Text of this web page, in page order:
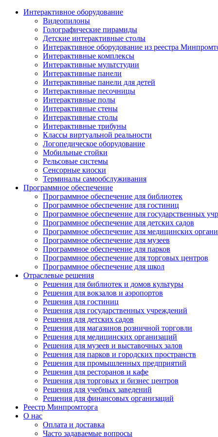
Интерактивное оборудование
Видеопилоны
Голографические пирамиды
Детские интерактивные столы
Интерактивное оборудование из реестра
Интерактивные комплексы
Интерактивные мультстудии
Интерактивные панели
Интерактивные панели для детей
Интерактивные песочницы
Интерактивные полы
Интерактивные стены
Интерактивные столы
Интерактивные трибуны
Классы виртуальной реальности
Логопедическое оборудование
Мобильные стойки
Рельсовые системы
Сенсорные киоски
Терминалы самообслуживания
Программное обеспечение
Программное обеспечение для библиотек
Программное обеспечение для гостиниц
Программное обеспечение для государственных
Программное обеспечение для детских садов
Программное обеспечение для медицинских
Программное обеспечение для музеев
Программное обеспечение для парков
Программное обеспечение для торговых центров
Программное обеспечение для школ
Отраслевые решения
Решения для библиотек и домов культуры
Решения для вокзалов и аэропортов
Решения для гостиниц
Решения для государственных учреждений
Решения для детских садов
Решения для магазинов розничной торговли
Решения для медицинских организаций
Решения для музеев и выставочных залов
Решения для парков и городских пространств
Решения для промышленных предприятий
Решения для ресторанов и кафе
Решения для торговых и бизнес центров
Решения для учебных заведений
Решения для финансовых организаций
Реестр Минпромторга
О нас
Оплата и доставка
Часто задаваемые вопросы